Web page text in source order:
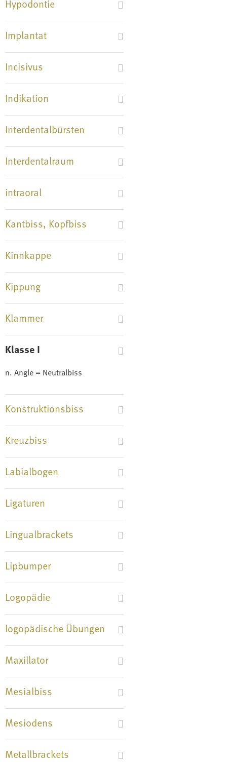
Hypodontie
Implantat
Incisivus
Indikation
Interdentalbürsten
Interdentalraum
intraoral
Kantbiss, Kopfbiss
Kinnkappe
Kippung
Klammer
Klasse I
n. Angle = Neutralbiss
Konstruktionsbiss
Kreuzbiss
Labialbogen
Ligaturen
Lingualbrackets
Lipbumper
Logopädie
logopädische Übungen
Maxillator
Mesialbiss
Mesiodens
Metallbrackets